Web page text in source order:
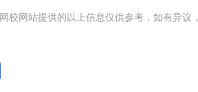
网校 网站提供的以上信息仅供参考，如有异议，